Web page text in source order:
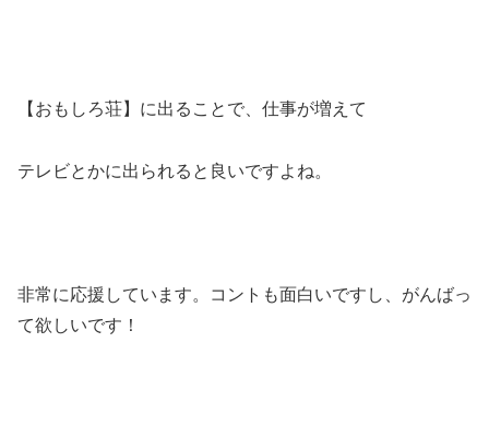
【おもしろ荘】に出ることで、仕事が増えて
テレビとかに出られると良いですよね。
非常に応援しています。コントも面白いですし、がんばっ
て欲しいです！